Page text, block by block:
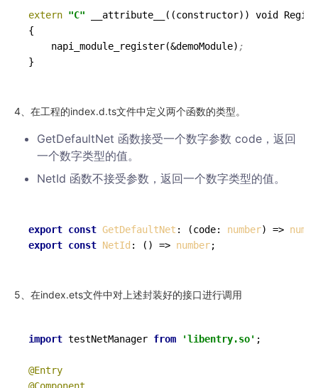
extern "C" __attribute__((constructor)) void
{
    napi_module_register(&demoModule)
;
4、在工程的index.d.ts文件中定义两个函数的类型。
GetDefaultNet 函数接受一个数字参数 code，返回
一个数字类型的值。
NetId 函数不接受参数，返回一个数字类型的值。
export const GetDefaultNet : (code: number) =>
export const NetId : () => number
5、在index.ets文件中对上述封装好的接口进行调用
import testNetManager from 'libentry.so' ;
@Entry